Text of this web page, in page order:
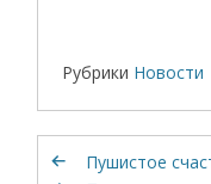
Рубрики Новости
Пушистое